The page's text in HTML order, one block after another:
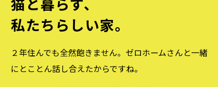
猫と暮らす、
私たちらしい家。
２年住んでも全然飽きません。ゼロホームさんと一緒
にとことん話し合えたからですね。